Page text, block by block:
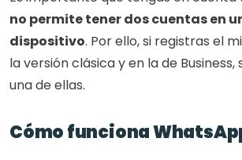
no permite tener dos cuentas en
dispositivo. Por ello, si registras el
la versión clásica y en la de
una de ellas.
Cómo funciona